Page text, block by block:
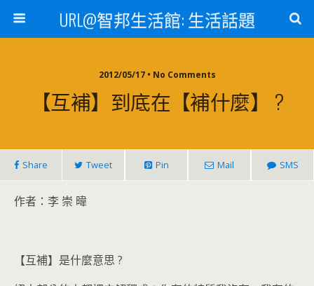
URL@智邦生活館: 生活話題
2012/05/17 • No Comments
【互補】到底在【補什麼】 ?
Share Tweet Pin Mail SMS
作者：李 崇 暐
【互補】是什麼意思 ?